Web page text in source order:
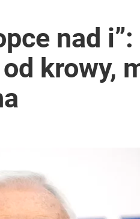
Litewkę, przerywa milczenie
nad
krowy,